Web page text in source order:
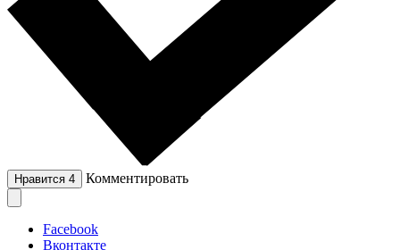
Нравится 4 Комментировать
Facebook
Вконтакте